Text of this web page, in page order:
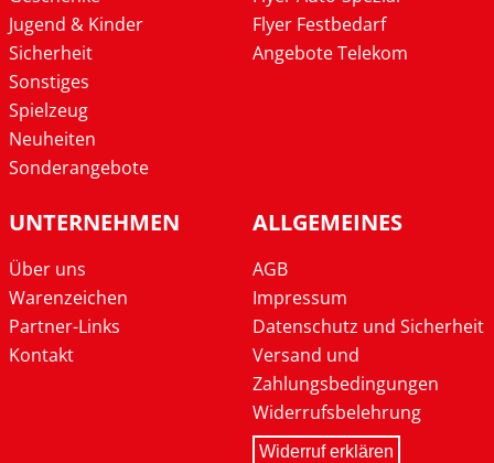
Jugend & Kinder
Sicherheit
Sonstiges
Spielzeug
Neuheiten
Sonderangebote
Flyer Festbedarf
Angebote Telekom
UNTERNEHMEN
Über uns
Warenzeichen
Partner-Links
Kontakt
ALLGEMEINES
AGB
Impressum
Datenschutz und Sicherheit
Versand und
Zahlungsbedingungen
Widerrufsbelehrung
Widerruf erklären